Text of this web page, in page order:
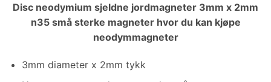
Disc neodymium sjeldne jordmagneter 3mm x 2mm
n35 små sterke magneter hvor du kan kjøpe
neodymmagneter
3mm diameter x 2mm tykk